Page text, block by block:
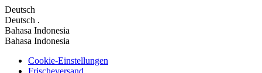
Deutsch
Deutsch .
Bahasa Indonesia
Bahasa Indonesia
Cookie-Einstellungen
Frischeversand